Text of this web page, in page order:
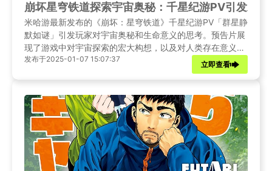
崩坏星穹铁道探索宇宙奥秘：千星纪游PV引发对
米哈游最新发布的《崩坏：星穹铁道》千星纪游PV「群星静
默如谜」引发玩家对宇宙奥秘和生命意义的思考。预告片展
现了游戏中对宇宙探索的宏大构想，以及对人类存在意义的
哲学探讨。
发布于2025-01-07 15:07:37
立即查看